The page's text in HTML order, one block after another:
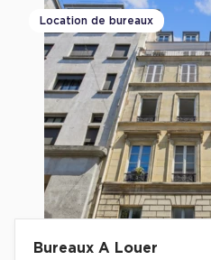
Location de bureaux
Bureaux A Louer